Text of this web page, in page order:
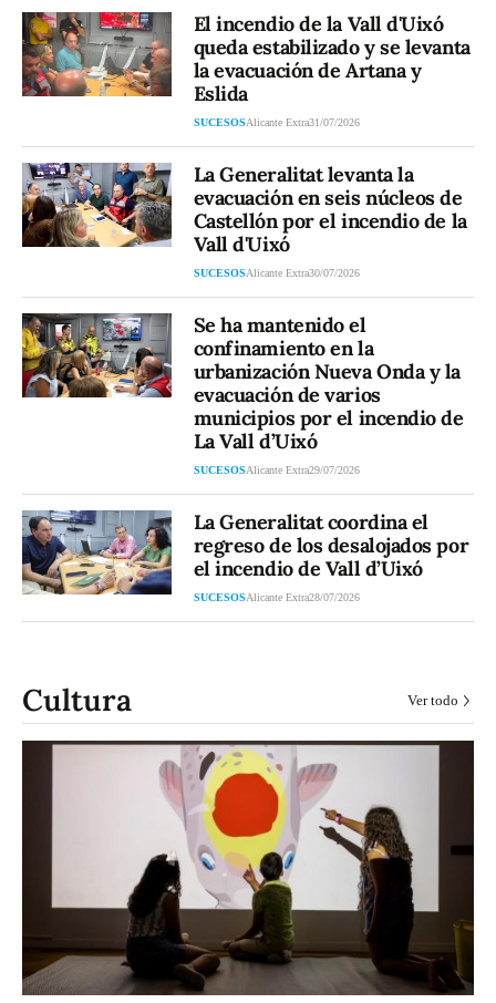
El incendio de la Vall d'Uixó
queda estabilizado y se levanta
la evacuación de Artana y
Eslida
SUCESOSAlicante Extra31/07/2026
La Generalitat levanta la
evacuación en seis núcleos de
Castellón por el incendio de la
Vall d'Uixó
SUCESOSAlicante Extra30/07/2026
Se ha mantenido el
confinamiento en la
urbanización Nueva Onda y la
evacuación de varios
municipios por el incendio de
La Vall d’Uixó
SUCESOSAlicante Extra29/07/2026
La Generalitat coordina el
regreso de los desalojados por
el incendio de Vall d’Uixó
SUCESOSAlicante Extra28/07/2026
Cultura Ver todo